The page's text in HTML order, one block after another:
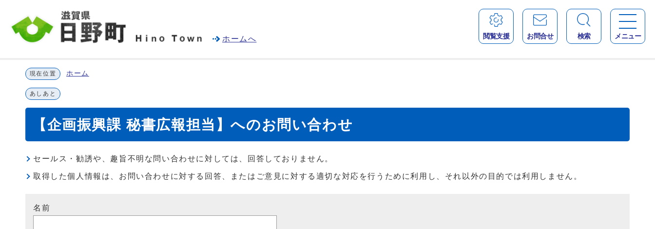
ホームへ 閲覧支援 お問合せ 検索 メニュー
現在位置 ホーム
あしあと
【企画振興課 秘書広報担当】へのお問い合わせ
セールス・勧誘や、趣旨不明な問い合わせに対しては、回答しておりません。
取得した個人情報は、お問い合わせに対する回答、またはご意見に対する適切な対応を行うために利用し、それ以外の目的では利用しません。
名前